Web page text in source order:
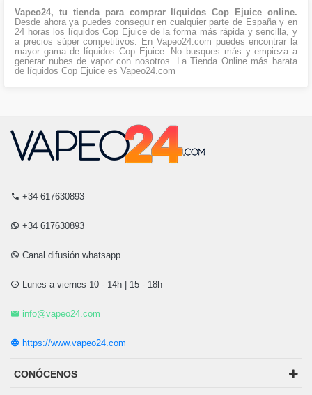
Vapeo24, tu tienda para comprar líquidos Cop Ejuice online.
Desde ahora ya puedes conseguir en cualquier parte de España y en
24 horas los líquidos Cop Ejuice de la forma más rápida y sencilla, y
a precios súper competitivos. En Vapeo24.com puedes encontrar la
mayor gama de líquidos Cop Ejuice. No busques más y empieza a
generar nubes de vapor con nosotros. La Tienda Online más barata
de líquidos Cop Ejuice es Vapeo24.com
+34 617630893
+34 617630893
Canal difusión whatsapp
Lunes a viernes 10 - 14h | 15 - 18h
info@vapeo24.com
https://www.vapeo24.com
CONÓCENOS